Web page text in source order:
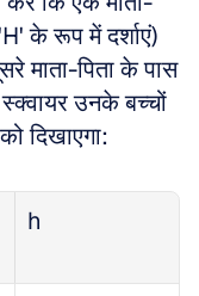
के रूप में दर्शाएं)
माता-पिता के पास
उनके बच्चों
दिखाएगा:
h